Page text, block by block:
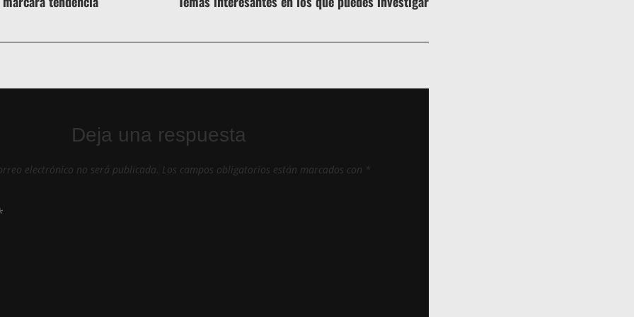
Deja una respuesta
electrónico no será publicada. Los campos obligatorios están marcados con *